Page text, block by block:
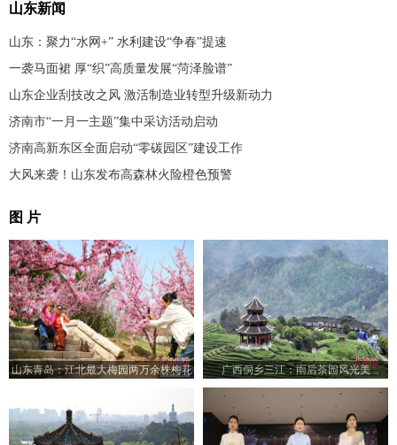
山东新闻
山东：聚力“水网+” 水利建设“争春”提速
一袭马面裙 厚“织”高质量发展“菏泽脸谱”
山东企业刮技改之风 激活制造业转型升级新动力
济南市“一月一主题”集中采访活动启动
济南高新东区全面启动“零碳园区”建设工作
大风来袭！山东发布高森林火险橙色预警
图 片
山东青岛：江北最大梅园两万余株梅花
广西侗乡三江：雨后茶园风光美